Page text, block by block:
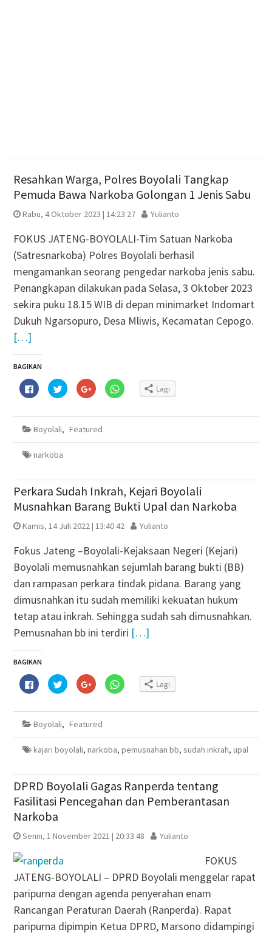
Resahkan Warga, Polres Boyolali Tangkap
Pemuda Bawa Narkoba Golongan 1 Jenis Sabu
Rabu, 4 Oktober 2023 | 14:23 27 Yulianto
FOKUS JATENG-BOYOLALI-Tim Satuan Narkoba
(Satresnarkoba) Polres Boyolali berhasil
mengamankan seorang pengedar narkoba jenis sabu.
Penangkapan dilakukan pada Selasa, 3 Oktober 2023
sekira puku 18.15 WIB di depan minimarket Indomart
Dukuh Ngarsopuro, Desa Mliwis, Kecamatan Cepogo.
[…]
BAGIKAN
Klik
untuk
membagikan
Facebook(Membuka
jendela
yang
baru)
Klik
untuk
berbagi
Twitter(Membuka
jendela
baru)
Klik
untuk
berbagi
Google+
di
yang
Klik
untuk
WhatsApp(Membuka
baru)
Lagi
Boyolali, Featured
narkoba
Perkara Sudah Inkrah, Kejari Boyolali
Musnahkan Barang Bukti Upal dan Narkoba
Kamis, 14 Juli 2022 | 13:40 42 Yulianto
Fokus Jateng –Boyolali-Kejaksaan Negeri (Kejari)
Boyolali memusnahkan sejumlah barang bukti (BB)
dan rampasan perkara tindak pidana. Barang yang
dimusnahkan itu sudah memiliki kekuatan hukum
tetap atau inkrah. Sehingga sudah sah dimusnahkan.
Pemusnahan bb ini terdiri […]
BAGIKAN
Klik
untuk
membagikan
Facebook(Membuka
jendela
baru)
Klik
untuk
berbagi
Twitter(Membuka
jendela
baru)
Klik
untuk
berbagi
Google+
di
yang
baru)
Klik
untuk
WhatsApp(Membuka
baru)
Lagi
Boyolali, Featured
kajari boyolali, narkoba, pemusnahan bb, sudah inkrah, upal
DPRD Boyolali Gagas Ranperda tentang
Fasilitasi Pencegahan dan Pemberantasan
Narkoba
Senin, 1 November 2021 | 20:33 48 Yulianto
FOKUS
JATENG-BOYOLALI – DPRD Boyolali menggelar rapat
paripurna dengan agenda penyerahan enam
Rancangan Peraturan Daerah (Ranperda). Rapat
paripurna dipimpin Ketua DPRD, Marsono didampingi